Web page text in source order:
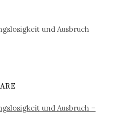
und Ausbruch
und Ausbruch –